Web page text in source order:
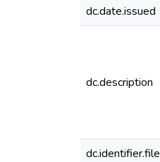
dc.date.issued
dc.description
dc.identifier.file